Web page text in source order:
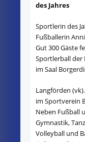
des Jahres
Sportlerin des
Fußballerin
Gut 300 Gäste
Sportlerball der
im Saal
Langförden
im Sportverein
Neben Fußball
Gymnastik,
Volleyball und